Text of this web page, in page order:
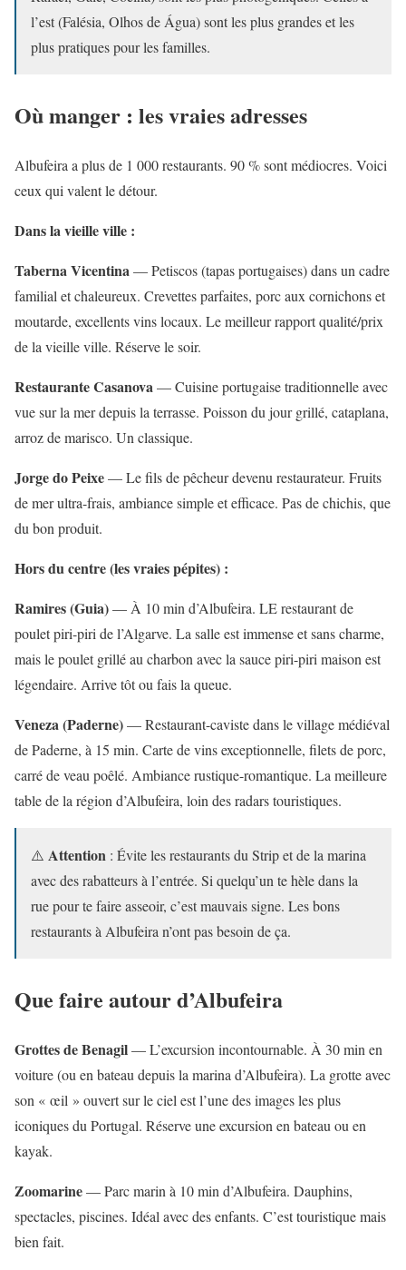
l’est (Falésia, Olhos de Água) sont les plus grandes et les
plus pratiques pour les familles.
Où manger : les vraies adresses
Albufeira a plus de 1 000 restaurants. 90 % sont médiocres. Voici
ceux qui valent le détour.
Dans la vieille ville :
Taberna Vicentina— Petiscos (tapas portugaises) dans un cadre
familial et chaleureux. Crevettes parfaites, porc aux cornichons et
moutarde, excellents vins locaux. Le meilleur rapport qualité/prix
de la vieille ville. Réserve le soir.
Restaurante Casanova— Cuisine portugaise traditionnelle avec
vue sur la mer depuis la terrasse. Poisson du jour grillé, cataplana,
arroz de marisco. Un classique.
Jorge do Peixe— Le fils de pêcheur devenu restaurateur. Fruits
de mer ultra-frais, ambiance simple et efficace. Pas de chichis, que
du bon produit.
Hors du centre (les vraies pépites) :
Ramires (Guia)— À 10 min d’Albufeira. LE restaurant de
poulet piri-piri de l’Algarve. La salle est immense et sans charme,
mais le poulet grillé au charbon avec la sauce piri-piri maison est
légendaire. Arrive tôt ou fais la queue.
Veneza (Paderne)— Restaurant-caviste dans le village médiéval
de Paderne, à 15 min. Carte de vins exceptionnelle, filets de porc,
carré de veau poêlé. Ambiance rustique-romantique. La meilleure
table de la région d’Albufeira, loin des radars touristiques.
⚠️ Attention : Évite les restaurants du Strip et de la marina
avec des rabatteurs à l’entrée. Si quelqu’un te hèle dans la
rue pour te faire asseoir, c’est mauvais signe. Les bons
restaurants à Albufeira n’ont pas besoin de ça.
Que faire autour d’Albufeira
Grottes de Benagil— L’excursion incontournable. À 30 min en
voiture (ou en bateau depuis la marina d’Albufeira). La grotte avec
son « œil » ouvert sur le ciel est l’une des images les plus
iconiques du Portugal. Réserve une excursion en bateau ou en
kayak.
Zoomarine— Parc marin à 10 min d’Albufeira. Dauphins,
spectacles, piscines. Idéal avec des enfants. C’est touristique mais
bien fait.